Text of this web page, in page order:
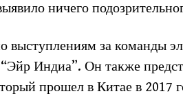
ничего
выступлениям за команды
Индиа”. Он также
прошел в Китае в 2017